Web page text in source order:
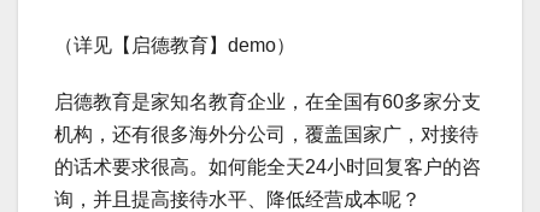
（详见【启德教育】demo）
启德教育是家知名教育企业，在全国有60多家分支
机构，还有很多海外分公司，覆盖国家广，对接待
的话术要求很高。如何能全天24小时回复客户的咨
询，并且提高接待水平、降低经营成本呢？